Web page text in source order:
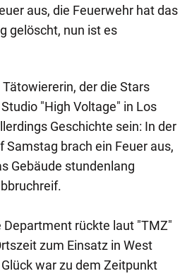
aus, die Feuerwehr hat das
gelöscht, nun ist es
der die Stars
"High Voltage" in Los
Geschichte sein: In der
Samstag brach ein Feuer aus,
Gebäude stundenlang
Department rückte laut "TMZ"
zum Einsatz in West
war zu dem Zeitpunkt